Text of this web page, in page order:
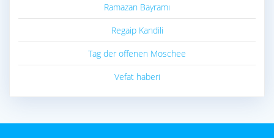
Ramazan Bayramı
Regaip Kandili
Tag der offenen Moschee
Vefat haberi